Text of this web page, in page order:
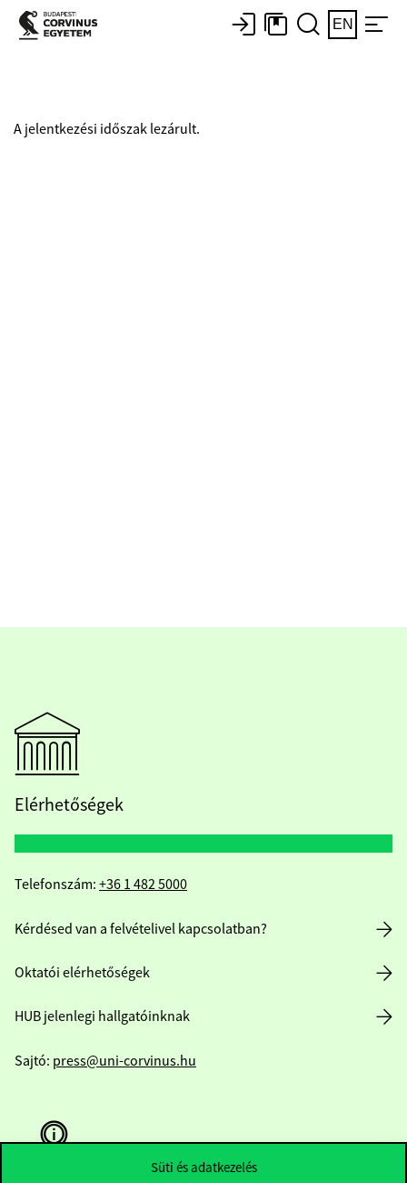
Süti és adatkezelés
EN
A jelentkezési időszak lezárult.
Elérhetőségek
Telefonszám: +36 1 482 5000
Kérdésed van a felvételivel kapcsolatban?
Oktatói elérhetőségek
HUB jelenlegi hallgatóinknak
Sajtó: press@uni-corvinus.hu